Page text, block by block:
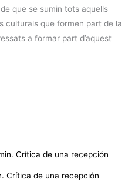
de que se sumin tots aquells
culturals que formen part de la
a formar part d’aquest
Crítica de una recepción